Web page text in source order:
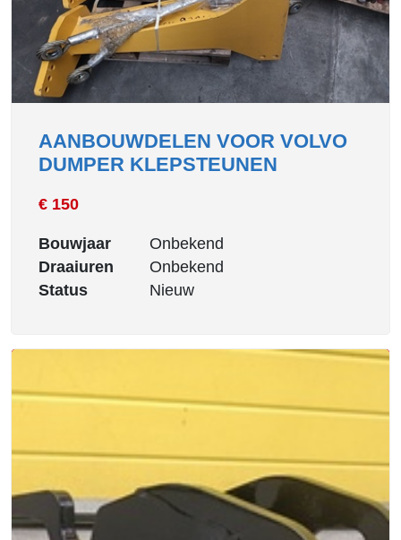
AANBOUWDELEN VOOR VOLVO
DUMPER KLEPSTEUNEN
€ 150
Bouwjaar
Onbekend
Draaiuren
Onbekend
Status
Nieuw